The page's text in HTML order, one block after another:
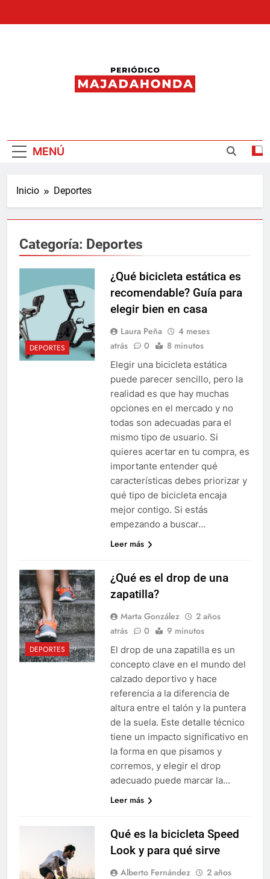
Majadahonda
MENÚ
Inicio Deportes
Categoría: Deportes
DEPORTES
¿Qué bicicleta estática es
recomendable? Guía para
elegir bien en casa
Laura Peña
4 meses
atrás
0 8 minutos
Elegir una bicicleta estática
puede parecer sencillo, pero la
realidad es que hay muchas
opciones en el mercado y no
todas son adecuadas para el
mismo tipo de usuario. Si
quieres acertar en tu compra, es
importante entender qué
características debes priorizar y
qué tipo de bicicleta encaja
mejor contigo. Si estás
empezando a buscar…
Leer más
DEPORTES
¿Qué es el drop de una
zapatilla?
Marta González
2 años
atrás
0 9 minutos
El drop de una zapatilla es un
concepto clave en el mundo del
calzado deportivo y hace
referencia a la diferencia de
altura entre el talón y la puntera
de la suela. Este detalle técnico
tiene un impacto significativo en
la forma en que pisamos y
corremos, y elegir el drop
adecuado puede marcar la…
Leer más
Qué es la bicicleta Speed
Look y para qué sirve
Alberto Fernández
2 años